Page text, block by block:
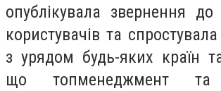
опублікувала звернення до
користувачів та
з урядом будь-яких країн
що топменеджмент та